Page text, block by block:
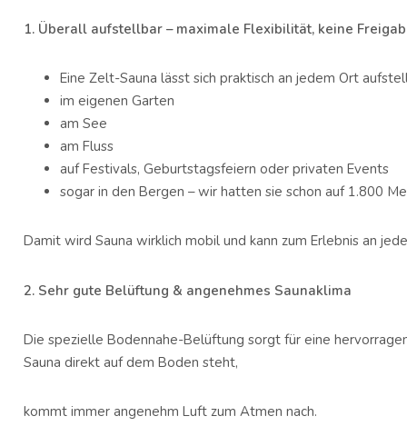
1. Überall aufstellbar – maximale Flexibilität, keine
Eine Zelt-Sauna lässt sich praktisch an jedem Ort
im eigenen Garten
am See
am Fluss
auf Festivals, Geburtstagsfeiern oder privaten Events
sogar in den Bergen – wir hatten sie schon auf 1.800
Damit wird Sauna wirklich mobil und kann zum Erlebnis an
2. Sehr gute Belüftung & angenehmes Saunaklima
Die spezielle Bodennahe-Belüftung sorgt für eine
Sauna direkt auf dem Boden steht,
kommt immer angenehm Luft zum Atmen nach.